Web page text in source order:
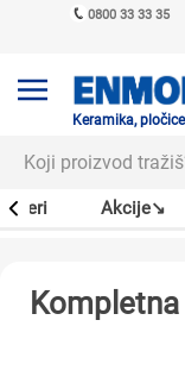
0800 33 33 35
Keramika,
Akcije↘